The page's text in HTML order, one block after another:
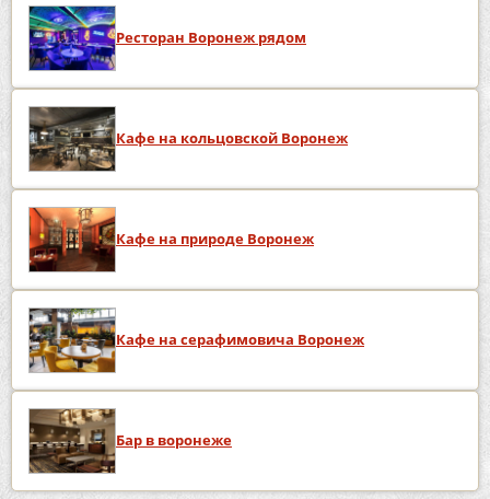
Ресторан Воронеж рядом
Кафе на кольцовской Воронеж
Кафе на природе Воронеж
Кафе на серафимовича Воронеж
Бар в воронеже